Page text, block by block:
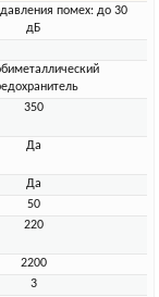
помех: до 30
дБ
350
Да
Да
50
220
2200
3